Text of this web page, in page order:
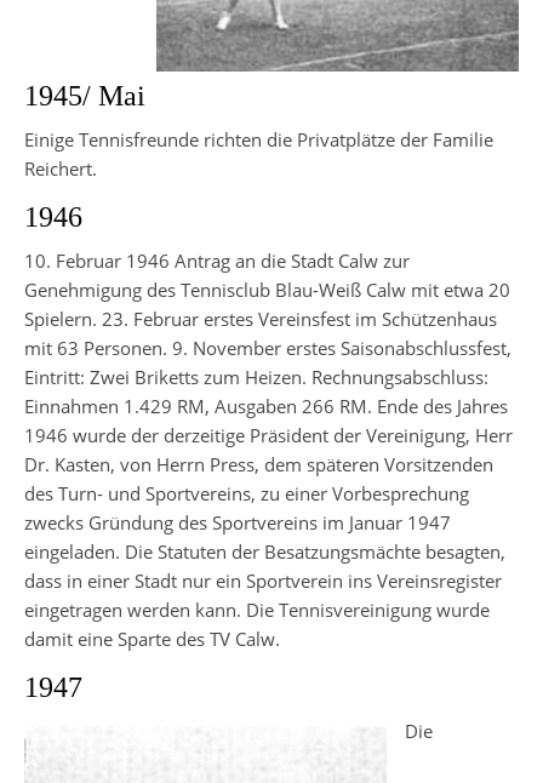
1945/ Mai
Einige Tennisfreunde richten die Privatplätze der Familie
Reichert.
1946
10. Februar 1946 Antrag an die Stadt Calw zur
Genehmigung des Tennisclub Blau-Weiß Calw mit etwa 20
Spielern. 23. Februar erstes Vereinsfest im Schützenhaus
mit 63 Personen. 9. November erstes Saisonabschlussfest,
Eintritt: Zwei Briketts zum Heizen. Rechnungsabschluss:
Einnahmen 1.429 RM, Ausgaben 266 RM. Ende des Jahres
1946 wurde der derzeitige Präsident der Vereinigung, Herr
Dr. Kasten, von Herrn Press, dem späteren Vorsitzenden
des Turn- und Sportvereins, zu einer Vorbesprechung
zwecks Gründung des Sportvereins im Januar 1947
eingeladen. Die Statuten der Besatzungsmächte besagten,
dass in einer Stadt nur ein Sportverein ins Vereinsregister
eingetragen werden kann. Die Tennisvereinigung wurde
damit eine Sparte des TV Calw.
1947
Die